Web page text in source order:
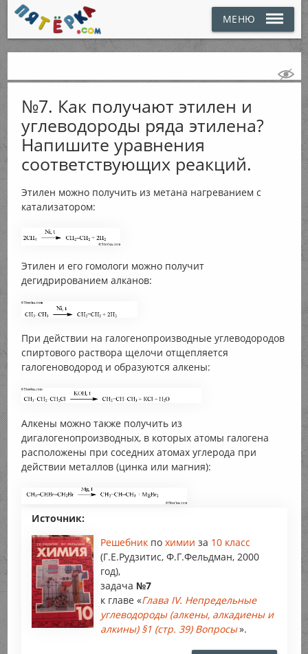
МЕНЮ
№7. Как получают этилен и
углеводороды ряда этилена?
Напишите уравнения
соответствующих реакций.
Этилен можно получить из метана нагреванием с
катализатором:
Этилен и его гомологи можно получит
дегидрированием алканов:
При действии на галогенопроизводные углеводородов
спиртового раствора щелочи отщепляется
галогеноводород и образуются алкены:
Алкены можно также получить из
дигалогенопроизводных, в которых атомы галогена
расположены при соседних атомах углерода при
действии металлов (цинка или магния):
Источник:
Решебник по химии за 10 класс
(Г.Е.Рудзитис, Ф.Г.Фельдман, 2000
год),
задача №7
к главе «Глава IV. Непредельные
углеводороды (алкены, алкадиены и
алкины) §1 (стр. 39) Вопросы».